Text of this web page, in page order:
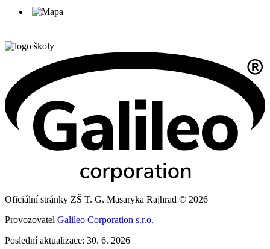
Oficiální stránky ZŠ T. G. Masaryka Rajhrad © 2026
Provozovatel Galileo Corporation s.r.o.
Poslední aktualizace: 30. 6. 2026